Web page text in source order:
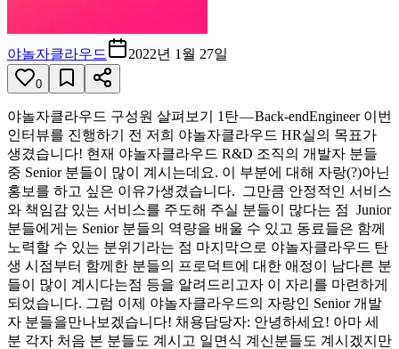
야놀자클라우드 2022년 1월 27일
0
야놀자클라우드 구성원 살펴보기 1탄 — Back-endEngineer 이번
인터뷰를 진행하기 전 저희 야놀자클라우드 HR실의 목표가
생겼습니다! 현재 야놀자클라우드 R&D 조직의 개발자 분들
중 Senior 분들이 많이 계시는데요. 이 부분에 대해 자랑(?)아닌
홍보를 하고 싶은 이유가생겼습니다. ‍ 그만큼 안정적인 서비스
와 책임감 있는 서비스를 주도해 주실 분들이 많다는 점 ‍ Junior
분들에게는 Senior 분들의 역량을 배울 수 있고 동료들은 함께
노력할 수 있는 분위기라는 점 마지막으로 야놀자클라우드 탄
생 시점부터 함께한 분들의 프로덕트에 대한 애정이 남다른 분
들이 많이 계시다는점 등을 알려드리고자 이 자리를 마련하게
되었습니다. 그럼 이제 야놀자클라우드의 자랑인 Senior 개발
자 분들을만나보겠습니다! 채용담당자: 안녕하세요! 아마 세
분 각자 처음 본 분들도 계시고 일면식 계신분들도 계시겠지만